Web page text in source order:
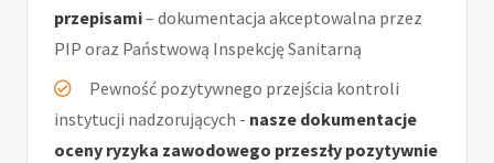
przepisami– dokumentacja akceptowalna przez
PIP oraz Państwową Inspekcję Sanitarną
Pewność pozytywnego przejścia kontroli
instytucji nadzorujących - nasze dokumentacje
oceny ryzyka zawodowego przeszły pozytywnie